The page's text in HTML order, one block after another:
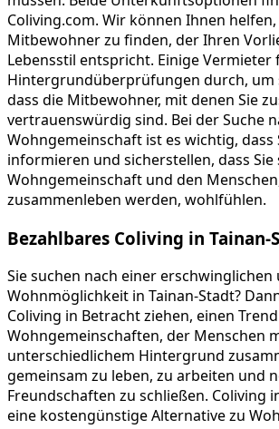
Coliving.com. Wir können Ihnen
Mitbewohner zu finden, der Ihren
Lebensstil entspricht. Einige Vermieter
Hintergrundüberprüfungen durch, um
dass die Mitbewohner, mit denen Sie
vertrauenswürdig sind. Bei der Suche
Wohngemeinschaft ist es wichtig, dass
informieren und sicherstellen, dass
Wohngemeinschaft und den
zusammenleben werden, wohlfühlen.
Bezahlbares Coliving in Tainan-
Sie suchen nach einer erschwinglichen
Wohnmöglichkeit in Tainan-Stadt?
Coliving in Betracht ziehen, einen
Wohngemeinschaften, der Menschen
unterschiedlichem Hintergrund
gemeinsam zu leben, zu arbeiten und
Freundschaften zu schließen. Coliving
eine kostengünstige Alternative zu